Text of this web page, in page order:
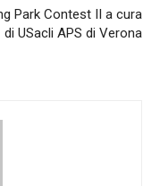
Park Contest II a cura
di USacli APS di Verona